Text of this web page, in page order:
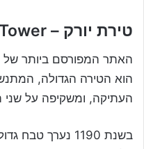
טירת יורק – York Clifford's Tower
האתר המפורסם ביותר של
הוא הטירה הגדולה,
העתיקה, ומשקיפה על שני
בשנת 1190 נערך